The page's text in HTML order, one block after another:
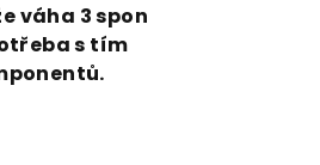
váha 3 spon
s tím